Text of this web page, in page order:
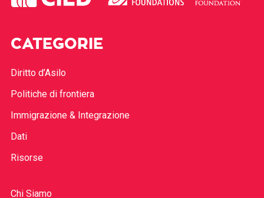
CATEGORIE
Diritto d’Asilo
Politiche di frontiera
Immigrazione & Integrazione
Dati
Risorse
Chi Siamo